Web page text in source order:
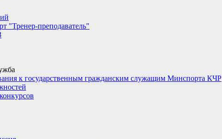
"Тренер-преподаватель"
к государственным гражданским служащим Минспорта КЧР